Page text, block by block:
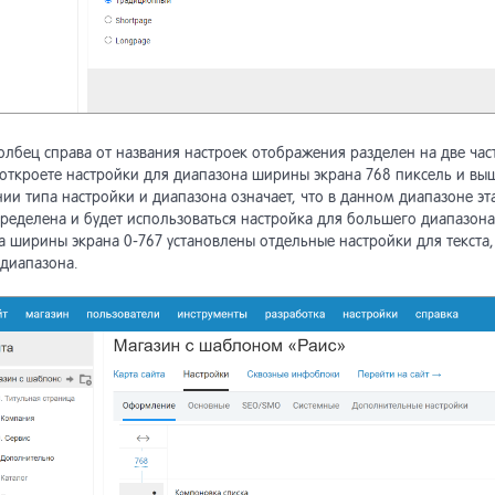
Интернет-магазин <5.3
Виджеты интернет-
справа от названия настроек отображения разделен на две
настройки для диапазона ширины экрана 768 пиксель и
типа настройки и диапазона означает, что в данном диапазоне
и будет использоваться настройка для большего
ширины экрана 0-767 установлены отдельные настройки для